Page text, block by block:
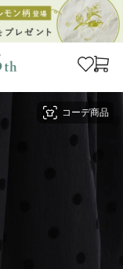
コーデ商品